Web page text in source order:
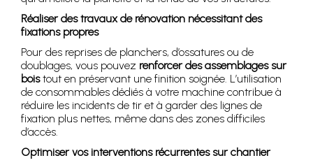
Réaliser des travaux de rénovation nécessitant des
fixations propres
Pour des reprises de planchers, d’ossatures ou de
doublages, vous pouvez renforcer des assemblages sur
boistout en préservant une finition soignée. L’utilisation
de consommables dédiés à votre machine contribue à
réduire les incidents de tir et à garder des lignes de
fixation plus nettes, même dans des zones difficiles
d’accès.
Optimiser vos interventions récurrentes sur chantier